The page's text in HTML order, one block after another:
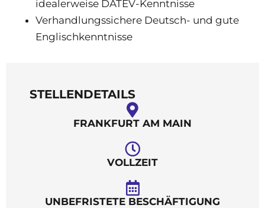
idealerweise DATEV-Kenntnisse
Verhandlungssichere Deutsch- und gute
Englischkenntnisse
STELLENDETAILS
FRANKFURT AM MAIN
VOLLZEIT
UNBEFRISTETE BESCHÄFTIGUNG